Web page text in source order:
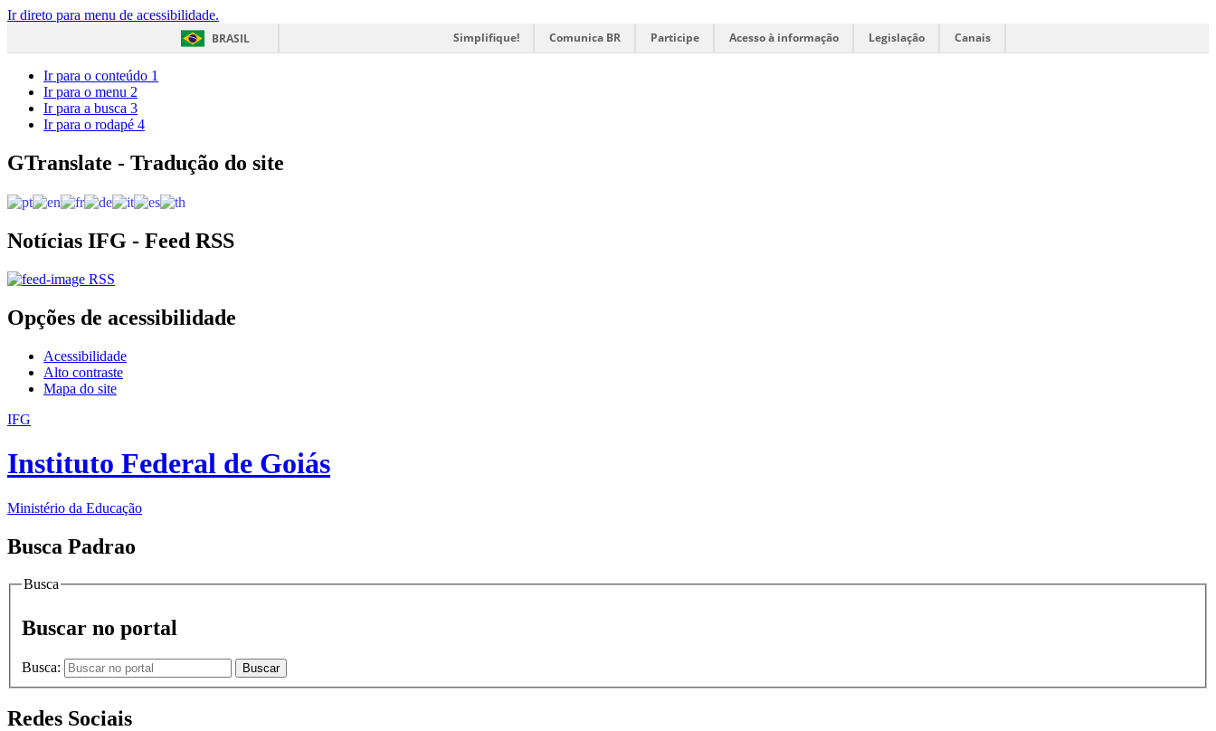
Ir direto para menu de acessibilidade.
BRASIL
Simplifique! Comunica BR Participe Acesso à informação Legislação Canais
Ir para o conteúdo 1
Ir para o menu 2
Ir para a busca 3
Ir para o rodapé 4
GTranslate - Tradução do site
Notícias IFG - Feed RSS
RSS
Opções de acessibilidade
Acessibilidade
Alto contraste
Mapa do site
IFG
Instituto Federal de Goiás
Ministério da Educação
Busca Padrao
Busca
Buscar no portal
Busca: Buscar
Redes Sociais